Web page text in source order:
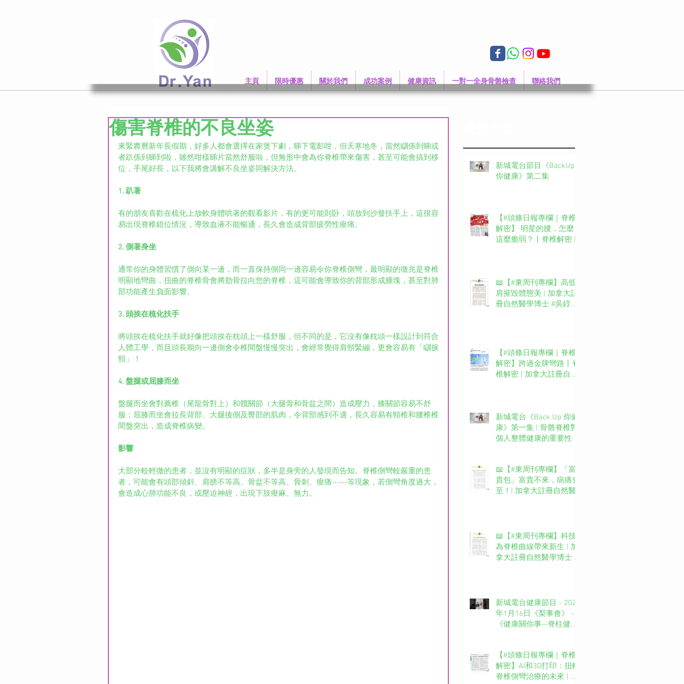
主頁 限時優惠 關於我們 成功案例 健康資訊 一對一全身骨骼檢查 聯絡我們
傷害脊椎的不良坐姿
來緊農曆新年長假期，好多人都會選擇在家煲下劇，睇下電影咁，但天寒地冬，當然瞓係到睇或
者趴係到睇到啦，雖然咁樣睇片當然舒服啦，但無形中會為你脊椎帶來傷害，甚至可能會搞到移
位，手尾好長，以下我將會講解不良坐姿同解決方法。
1. 趴著
有的朋友喜歡在梳化上放軟身體哄著的觀看影片，有的更可能則卧，頭放到沙發扶手上，這很容
易出現脊椎錯位情況，導致血液不能暢通，長久會造成背部疲勞性痠痛。
2. 側著身坐
通常你的身體習慣了側向某一邊，而一直保持側同一邊容易令你脊椎側彎，最明顯的徵兆是脊椎
明顯地彎曲，扭曲的脊椎骨會將肋骨拉向您的脊椎，這可能會導致你的背部形成腫塊，甚至對肺
部功能產生負面影響。
3. 頭挨在梳化扶手
將頭挨在梳化扶手就好像把頭挨在枕頭上一樣舒服，但不同的是，它沒有像枕頭一樣設計到符合
人體工學，而且頭長期向一邊側會令椎間盤慢慢突出，會經常覺得肩頸緊繃，更會容易有「瞓捩
頸」！
4. 盤腿或屈膝而坐
盤腿而坐會對薦椎（尾龍骨對上）和髖關節（大腿骨和骨盆之間）造成壓力，膝關節容易不舒
服；屈膝而坐會拉長背部、大腿後側及臀部的肌肉，令背部感到不適，長久容易有頸椎和腰椎椎
間盤突出，造成脊椎病變。
影響
大部分較輕微的患者，並沒有明顯的症狀，多半是身旁的人發現而告知。脊椎側彎較嚴重的患
者，可能會有頭部傾斜、肩膀不等高、骨盆不等高、骨刺、痠痛⋯⋯等現象，若側彎角度過大，
會造成心肺功能不良，或壓迫神經，出現下肢痠麻、無力。
新城電台節目《BackUp
你健康》第二集
【#頭條日報專欄｜脊椎
解密】 明星的腰，怎麼
這麼脆弱？丨脊椎解密 |
📖【#東周刊專欄】高低
肩摧毀體態美 | 加拿大註
冊自然醫學博士 #吳錞銦
【#頭條日報專欄｜脊椎
解密】跨過金牌彎路丨脊
椎解密 | 加拿大註冊自然
新城電台《Back Up 你健
康》第一集 | 骨骼脊椎對
個人整體健康的重要性
📖【#東周刊專欄】「富
貴包」富貴不來，病痛先
至！| 加拿大註冊自然醫
📖【#東周刊專欄】科技
為脊椎曲線帶來新生 | 加
拿大註冊自然醫學博士 #
新城電台健康節目 - 2025
年1月16日《梨事會》 -
《健康關你事—脊柱健康
台長 葉文輝Barry Ip (啤
梨）嘉賓主持：吳錞銦博
士Dr. Yan
【#頭條日報專欄｜脊椎
解密】AI和3D打印：扭轉
脊椎側彎治療的未來 | 脊